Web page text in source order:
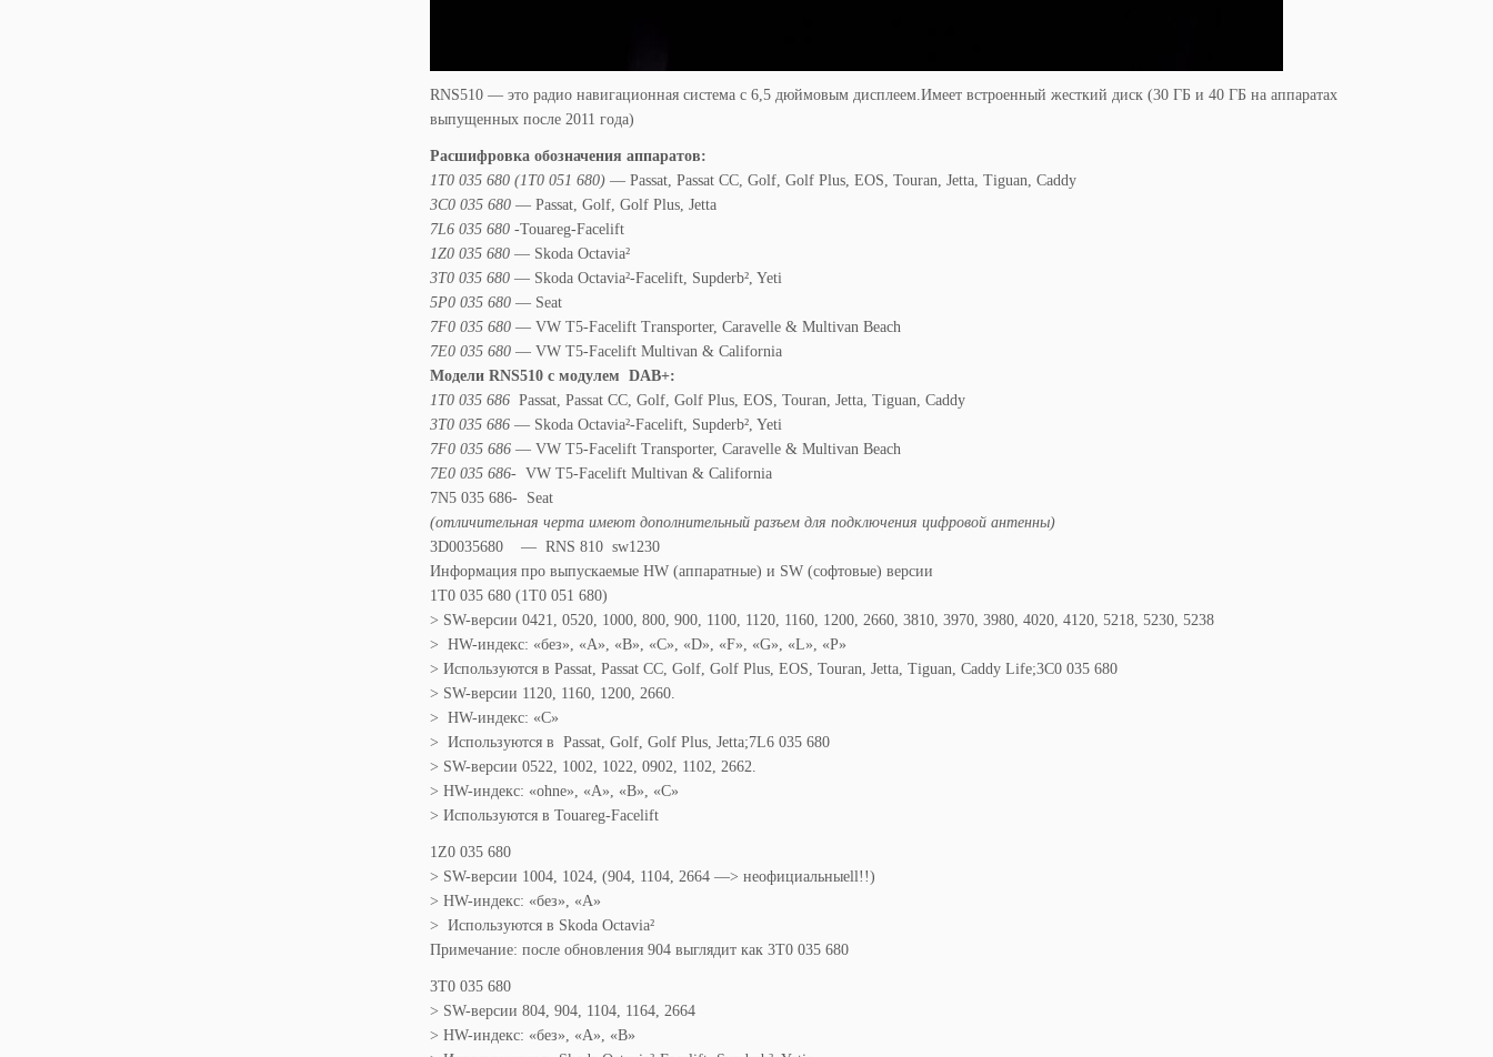
RNS510 — это радио навигационная система с 6,5 дюймовым дисплеем.Имеет встроенный жесткий диск (30 ГБ и 40 ГБ на аппаратах
выпущенных после 2011 года)
Расшифровка обозначения аппаратов:
1T0 035 680 (1T0 051 680) — Passat, Passat CC, Golf, Golf Plus, EOS, Touran, Jetta, Tiguan, Caddy
3C0 035 680 — Passat, Golf, Golf Plus, Jetta
7L6 035 680 -Touareg-Facelift
1Z0 035 680 — Skoda Octavia²
3T0 035 680 — Skoda Octavia²-Facelift, Supderb², Yeti
5P0 035 680 — Seat
7F0 035 680 — VW T5-Facelift Transporter, Caravelle & Multivan Beach
7E0 035 680 — VW T5-Facelift Multivan & California
Модели RNS510 с модулем DAB+:
1T0 035 686 Passat, Passat CC, Golf, Golf Plus, EOS, Touran, Jetta, Tiguan, Caddy
3T0 035 686 — Skoda Octavia²-Facelift, Supderb², Yeti
7F0 035 686 — VW T5-Facelift Transporter, Caravelle & Multivan Beach
7E0 035 686- VW T5-Facelift Multivan & California
7N5 035 686- Seat
(отличительная черта имеют дополнительный разъем для подключения цифровой антенны)
3D0035680 — RNS 810 sw1230
Информация про выпускаемые HW (аппаратные) и SW (софтовые) версии
1T0 035 680 (1T0 051 680)
> SW-версии 0421, 0520, 1000, 800, 900, 1100, 1120, 1160, 1200, 2660, 3810, 3970, 3980, 4020, 4120, 5218, 5230, 5238
> HW-индекс: «без», «A», «B», «C», «D», «F», «G», «L», «P»
> Используются в Passat, Passat CC, Golf, Golf Plus, EOS, Touran, Jetta, Tiguan, Caddy Life;3C0 035 680
> SW-версии 1120, 1160, 1200, 2660.
> HW-индекс: «C»
> Используются в Passat, Golf, Golf Plus, Jetta;7L6 035 680
> SW-версии 0522, 1002, 1022, 0902, 1102, 2662.
> HW-индекс: «ohne», «A», «B», «C»
> Используются в Touareg-Facelift
1Z0 035 680
> SW-версии 1004, 1024, (904, 1104, 2664 —> неофициальныеll!!)
> HW-индекс: «без», «A»
> Используются в Skoda Octavia²
Примечание: после обновления 904 выглядит как 3T0 035 680
3T0 035 680
> SW-версии 804, 904, 1104, 1164, 2664
> HW-индекс: «без», «A», «B»